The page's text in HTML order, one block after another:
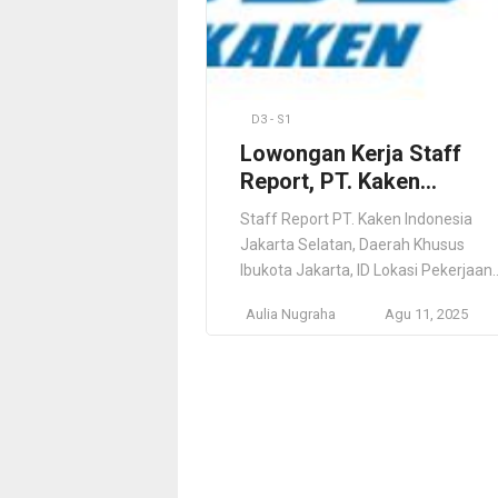
D3 - S1
Lowongan Kerja Staff
Report, PT. Kaken
Indonesia
Staff Report PT. Kaken Indonesia
Jakarta Selatan, Daerah Khusus
Ibukota Jakarta, ID Lokasi Pekerjaan
Ibukota Jakarta, ID Deskripsi
Aulia Nugraha Agu 11, 2025